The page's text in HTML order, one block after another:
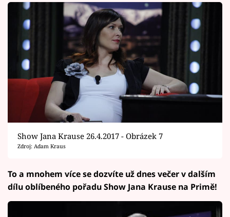
Show Jana Krause 26.4.2017 - Obrázek 7
Zdroj: Adam Kraus
To a mnohem více se dozvíte už dnes večer v dalším
dílu oblíbeného pořadu Show Jana Krause na Primě!